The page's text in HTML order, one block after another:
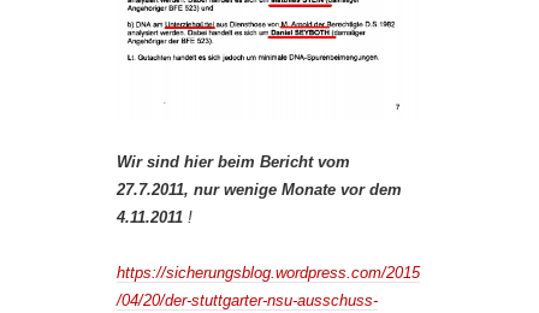
Wir sind hier beim Bericht vom
27.7.2011, nur wenige Monate vor dem
4.11.2011 !
https://sicherungsblog.wordpress.com/2015
/04/20/der-stuttgarter-nsu-ausschuss-